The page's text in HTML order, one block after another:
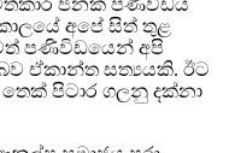
ජනක පණිවිඩය
අපේ සිත් තුළ
පණිවිඩයෙන් අපි
ඒකාන්ත සත්‍යයකි. ඊට
පිටාර ගලනු දක්නා